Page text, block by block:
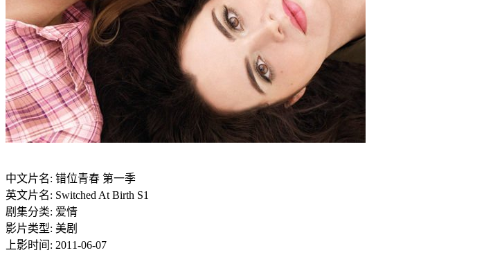
中文片名: 错位青春 第一季
英文片名: Switched At Birth S1
剧集分类: 爱情
影片类型: 美剧
上影时间: 2011-06-07